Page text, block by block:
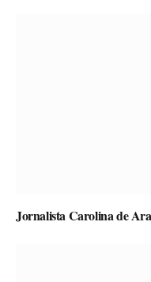
Jornalista Carolina de